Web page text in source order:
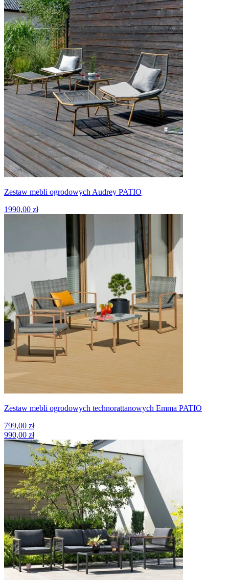
Zestaw mebli ogrodowych Audrey PATIO
1990,00 zł
Zestaw mebli ogrodowych technorattanowych Emma PATIO
799,00 zł
990,00 zł